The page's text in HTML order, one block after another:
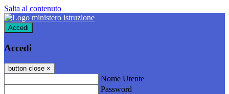
Salta al contenuto
Accedi
Accedi
button close ×
Nome Utente
Password